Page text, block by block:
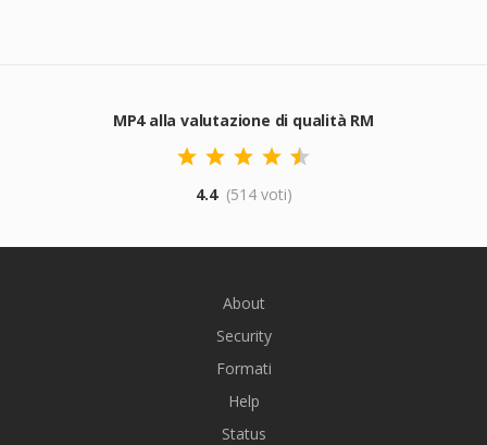
MP4 alla valutazione di qualità RM
4.4 (514 voti)
About
Security
Formati
Help
Status